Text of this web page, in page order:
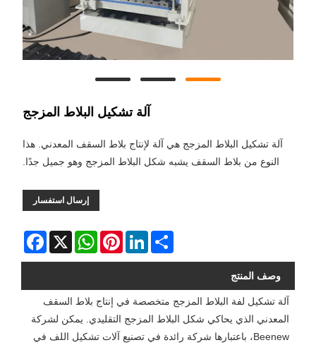
آلة تشكيل البلاط المزجج
آلة تشكيل البلاط المزجج هي آلة لإنتاج بلاط السقف المعدني. هذا
النوع من بلاط السقف يشبه شكل البلاط المزجج وهو جميل جدًا.
إرسال استفسار
Facebook X
WhatsAppPinterestLinkedInShare
وصف المنتج
آلة تشكيل لفة البلاط المزجج متخصصة في إنتاج بلاط السقف
المعدني الذي يحاكي شكل البلاط المزجج التقليدي. يمكن لشركة
Beenew، باعتبارها شركة رائدة في تصنيع آلات تشكيل اللف في